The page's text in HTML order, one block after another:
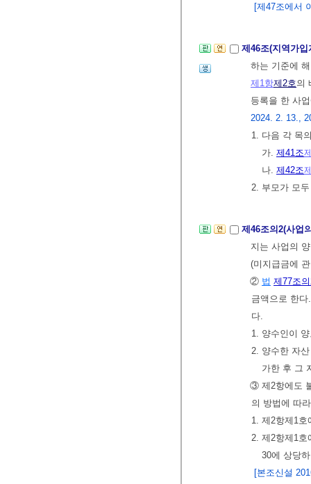
[제47조에서
제46조(지역가
하는 기준에
제1항제2호의
등록을 한 사
2024. 2. 13.,
1. 다음 각 목
가. 제41조
나. 제42조
2. 부모가 모
제46조의2(사업
지는 사업의
(미지급금에
② 법 제77조
금액으로 한
다.
1. 양수인이
2. 양수한 자
가한 후 그
③ 제2항에도
의 방법에 따
1. 제2항제1
2. 제2항제1
30에 상당
[본조신설